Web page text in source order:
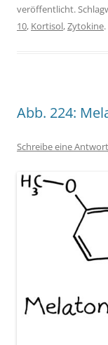
veröffentlicht.
10, Kortisol,Zytokine.
Abb. 224:
Schreibe eine Antwort